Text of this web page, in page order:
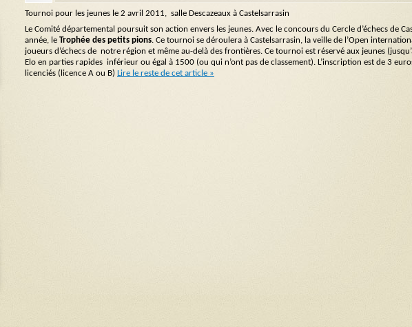
Tournoi pour les jeunes le 2 avril 2011, salle Descazeaux à Castelsarrasin
Le Comité départemental poursuit son action envers les jeunes. Avec le concours du Cercle d’échecs de
année, le Trophée des petits pions. Ce tournoi se déroulera à Castelsarrasin, la veille de l’Open
joueurs d’échecs de notre région et même au-delà des frontières. Ce tournoi est réservé aux jeunes
Elo en parties rapides inférieur ou égal à 1500 (ou qui n’ont pas de classement). L’inscription est de 3
licenciés (licence A ou B) Lire le reste de cet article »